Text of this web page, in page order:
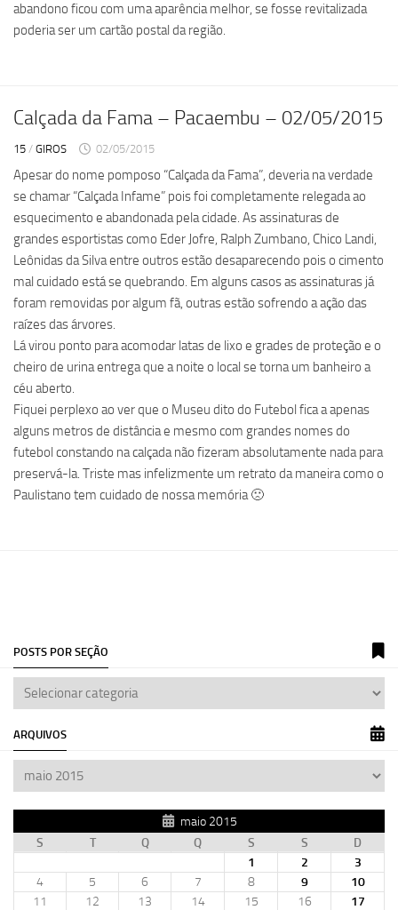
abandono ficou com uma aparência melhor, se fosse revitalizada
poderia ser um cartão postal da região.
Calçada da Fama – Pacaembu – 02/05/2015
15 / GIROS 02/05/2015
Apesar do nome pomposo “Calçada da Fama”, deveria na verdade
se chamar “Calçada Infame” pois foi completamente relegada ao
esquecimento e abandonada pela cidade. As assinaturas de
grandes esportistas como Eder Jofre, Ralph Zumbano, Chico Landi,
Leônidas da Silva entre outros estão desaparecendo pois o cimento
mal cuidado está se quebrando. Em alguns casos as assinaturas já
foram removidas por algum fã, outras estão sofrendo a ação das
raízes das árvores.
Lá virou ponto para acomodar latas de lixo e grades de proteção e o
cheiro de urina entrega que a noite o local se torna um banheiro a
céu aberto.
Fiquei perplexo ao ver que o Museu dito do Futebol fica a apenas
alguns metros de distância e mesmo com grandes nomes do
futebol constando na calçada não fizeram absolutamente nada para
preservá-la. Triste mas infelizmente um retrato da maneira como o
Paulistano tem cuidado de nossa memória 🙁
POSTS POR SEÇÃO
ARQUIVOS
maio 2015
S
T Q Q S S
D
1
2
3
4
5 6 7 8 9
10
11
12 13 14 15 16
17